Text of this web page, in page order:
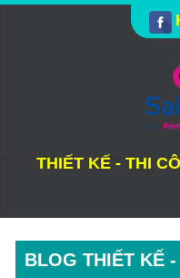
THIẾT KẾ - THI
BLOG THIẾT KẾ